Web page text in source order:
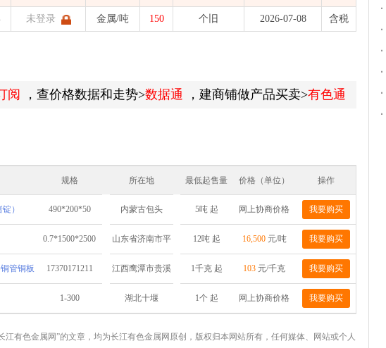
有色金属价格
未登录 金属/吨 150 个旧 2026-07-08 含税
阅 ，查价格数据和走势>数据通 ，建商铺做产品买卖>有色通
规格 所在地 最低起售量 价格（单位） 操作
） 490*200*50 内蒙古包头 5吨 起 网上协商价格 我要购买
0.7*1500*2500 山东省济南市平
阴县
12吨 起 16,500 元/吨 我要购买
管铜板 17370171211 江西鹰潭市贵溪
市铜产业循环经
1千克 起 103 元/千克 我要购买
1-300 湖北十堰 1个 起 网上协商价格 我要购买
江有色金属网”的文章，均为长江有色金属网原创，版权归本网站所有，任何媒体、网站或个人